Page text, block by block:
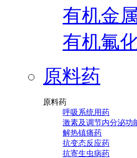
有机金
有机氟
原料药
原料药
呼吸系统用药
激素及调节内分泌功
解热镇痛药
抗变态反应药
抗寄生虫病药